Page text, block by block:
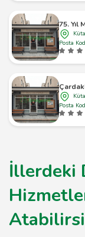
75. Yıl
Posta
Posta
İllerdeki